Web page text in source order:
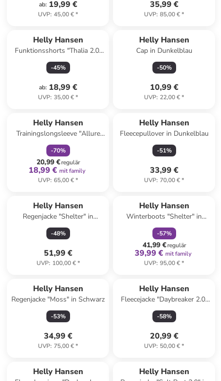
ab: 19,99 €
UVP: 45,00 €*
35,99 €
UVP: 85,00 €*
Helly Hansen
Funktionsshorts "Thalia 2.0"
in Dunkelblau
-45%
ab: 18,99 €
UVP: 35,00 €*
Helly Hansen
Cap in Dunkelblau
-50%
10,99 €
UVP: 22,00 €*
Helly Hansen
Trainingslongsleeve "Allure
Seamless" in Orange
-70%
20,99 €regulär
18,99 € mit family
UVP: 65,00 €*
Helly Hansen
Fleecepullover in Dunkelblau
-51%
33,99 €
UVP: 70,00 €*
Helly Hansen
Regenjacke "Shelter" in
Dunkelblau
-48%
51,99 €
UVP: 100,00 €*
Helly Hansen
Winterboots "Shelter" in
Dunkelblau
-57%
41,99 €regulär
39,99 € mit family
UVP: 95,00 €*
Helly Hansen
Regenjacke "Moss" in Schwarz
-53%
34,99 €
UVP: 75,00 €*
Helly Hansen
Fleecejacke "Daybreaker 2.0"
in Petrol in Türkis
-58%
20,99 €
UVP: 50,00 €*
Helly Hansen Helly Hansen